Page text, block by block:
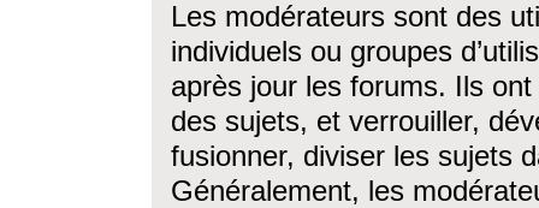
Les modérateurs sont des
individuels ou groupes
après jour les forums. Ils ont
des sujets, et verrouiller,
fusionner, diviser les sujets
Généralement, les